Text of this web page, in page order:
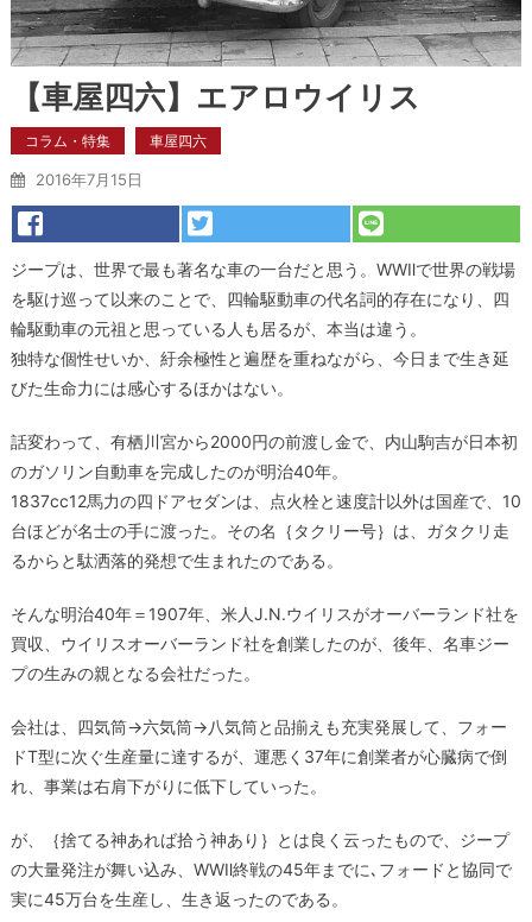
【車屋四六】エアロウイリス
コラム・特集 車屋四六
2016年7月15日
ジープは、世界で最も著名な車の一台だと思う。WWⅡで世界の戦場
を駆け巡って以来のことで、四輪駆動車の代名詞的存在になり、四
輪駆動車の元祖と思っている人も居るが、本当は違う。
独特な個性せいか、紆余極性と遍歴を重ねながら、今日まで生き延
びた生命力には感心するほかはない。
話変わって、有栖川宮から2000円の前渡し金で、内山駒吉が日本初
のガソリン自動車を完成したのが明治40年。
1837cc12馬力の四ドアセダンは、点火栓と速度計以外は国産で、10
台ほどが名士の手に渡った。その名｛タクリー号｝は、ガタクリ走
るからと駄洒落的発想で生まれたのである。
そんな明治40年＝1907年、米人J.N.ウイリスがオーバーランド社を
買収、ウイリスオーバーランド社を創業したのが、後年、名車ジー
プの生みの親となる会社だった。
会社は、四気筒→六気筒→八気筒と品揃えも充実発展して、フォー
ドT型に次ぐ生産量に達するが、運悪く37年に創業者が心臓病で倒
れ、事業は右肩下がりに低下していった。
が、｛捨てる神あれば拾う神あり｝とは良く云ったもので、ジープ
の大量発注が舞い込み、WWⅡ終戦の45年までに､フォードと協同で
実に45万台を生産し、生き返ったのである。